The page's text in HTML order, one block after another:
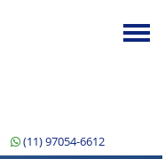
(11) 97054-6612